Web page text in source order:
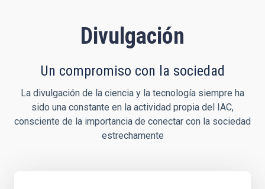
Divulgación
Un compromiso con la sociedad
La divulgación de la ciencia y la tecnología siempre ha
sido una constante en la actividad propia del IAC,
consciente de la importancia de conectar con la sociedad
estrechamente